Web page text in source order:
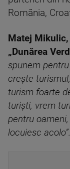
România,
Matej
„Dunărea
spunem
crește
turism foarte
turiști, vrem
pentru
locuiesc acolo”.